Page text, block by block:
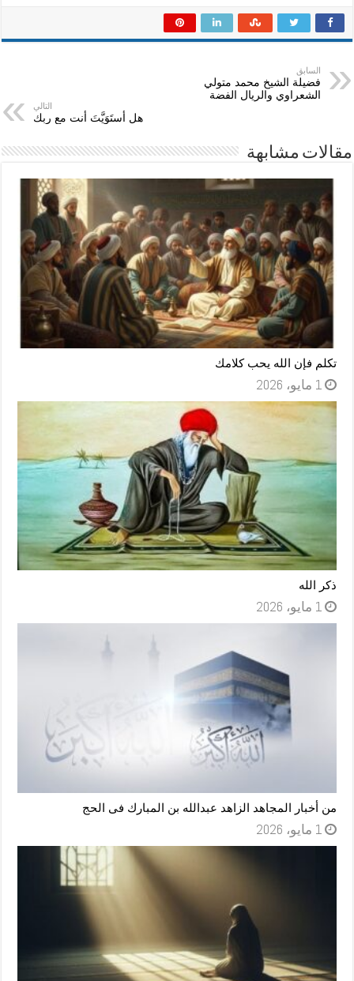
السابق
فضيلة الشيخ محمد متولي
الشعراوي والريال الفضة
التالي
هل أستَوَيَّتَ أنت مع ربك
مقالات مشابهة
تكلم فإن الله يحب كلامك
1 مايو، 2026
ذكر الله
1 مايو، 2026
من أخبار المجاهد الزاهد عبدالله بن المبارك فى الحج
1 مايو، 2026